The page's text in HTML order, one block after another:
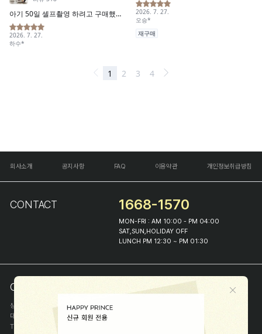
회사소개 공지사항 FAQ 이용약관 개인정보취급방침
CONTACT 1668-1570
MON-FRI : AM 10:00 - PM 04:00
SAT,SUN,HOLIDAY OFF
LUNCH PM 12:30 ~ PM 01:30
COMPANY INFO
상호
(주)해피프린스
대표
이화진
TEL